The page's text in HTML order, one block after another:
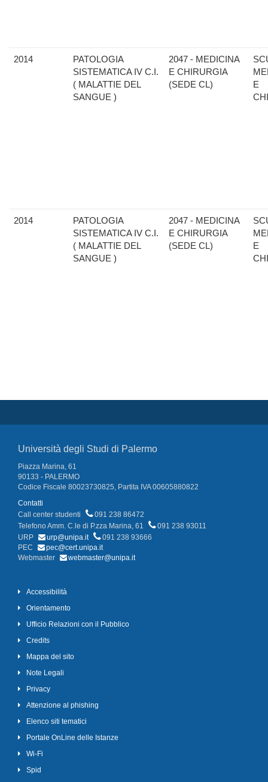
2014
PATOLOGIA
SISTEMATICA IV C.I.
( MALATTIE DEL
SANGUE )
2047 - MEDICINA
E CHIRURGIA
(SEDE CL)
E
2014
PATOLOGIA
SISTEMATICA IV C.I.
( MALATTIE DEL
SANGUE )
2047 - MEDICINA
E CHIRURGIA
(SEDE CL)
E
Università degli Studi di Palermo
Piazza Marina, 61
90133 - PALERMO
Codice Fiscale 80023730825, Partita IVA 00605880822
Contatti
Call center studenti
091 238 86472
Telefono Amm. C.le di P.zza Marina, 61
091 238 93011
URP
urp@unipa.it
091 238 93666
PEC
pec@cert.unipa.it
Webmaster
webmaster@unipa.it
Accessibilità
Orientamento
Ufficio Relazioni con il Pubblico
Credits
Mappa del sito
Note Legali
Privacy
Attenzione al phishing
Elenco siti tematici
Portale OnLine delle Istanze
Wi-Fi
Spid